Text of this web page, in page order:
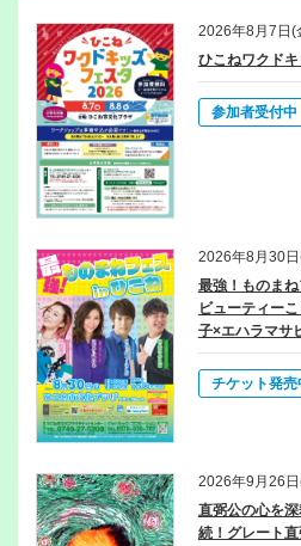
2026/07/03(金) お知らせ
利用調整会議のお知らせ【8月】
2026/03/06(金) お知らせ
【4/13㈪大橋悠依さん特別講演】当日の
2026/02/04(水) お知らせ
大分市佐賀関地域大規模火災義援金 募
「令和7年度 利用者意見交換会」開催の
2026/01/10(土) お知らせ
ひこね市文化プラザ修繕のクラウドファ
2025/12/19(金) お知らせ
年末年始休館に伴うチケット引取について
利用調整会議のお知らせ【5月】
2026/03/06(金) お知らせ
2026年8月7日(
ひこねワクド
参加者受付中
2026年8月30
最強！ものま
ビューティー
子×エハラマサ
チケット発売
2026年9月26
直弼公の心を
続！グレート